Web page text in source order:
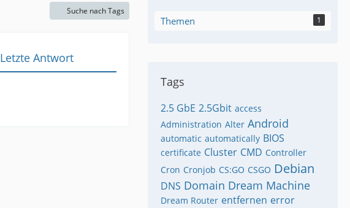
Suche nach Tags
Letzte Antwort
Themen 1
Tags
2.5 GbE 2.5Gbit access
Administration Alter Android
automatic automatically BIOS
certificate Cluster CMD Controller
Cron Cronjob CS:GO CSGO Debian
DNS Domain Dream Machine
Dream Router entfernen error